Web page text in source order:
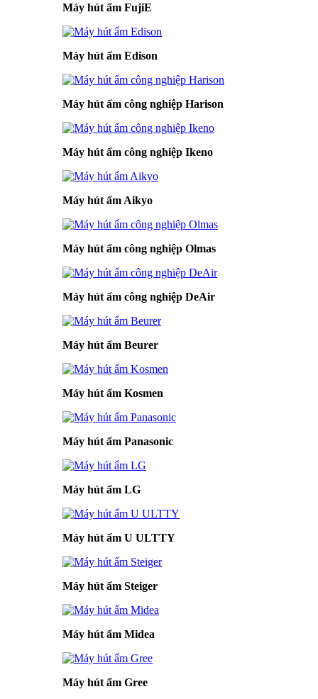
Máy hút ẩm FujiE
Máy hút ẩm Edison
Máy hút ẩm công nghiệp Harison
Máy hút ẩm công nghiệp Ikeno
Máy hút ẩm Aikyo
Máy hút ẩm công nghiệp Olmas
Máy hút ẩm công nghiệp DeAir
Máy hút ẩm Beurer
Máy hút ẩm Kosmen
Máy hút ẩm Panasonic
Máy hút ẩm LG
Máy hút ẩm U ULTTY
Máy hút ẩm Steiger
Máy hút ẩm Midea
Máy hút ẩm Gree